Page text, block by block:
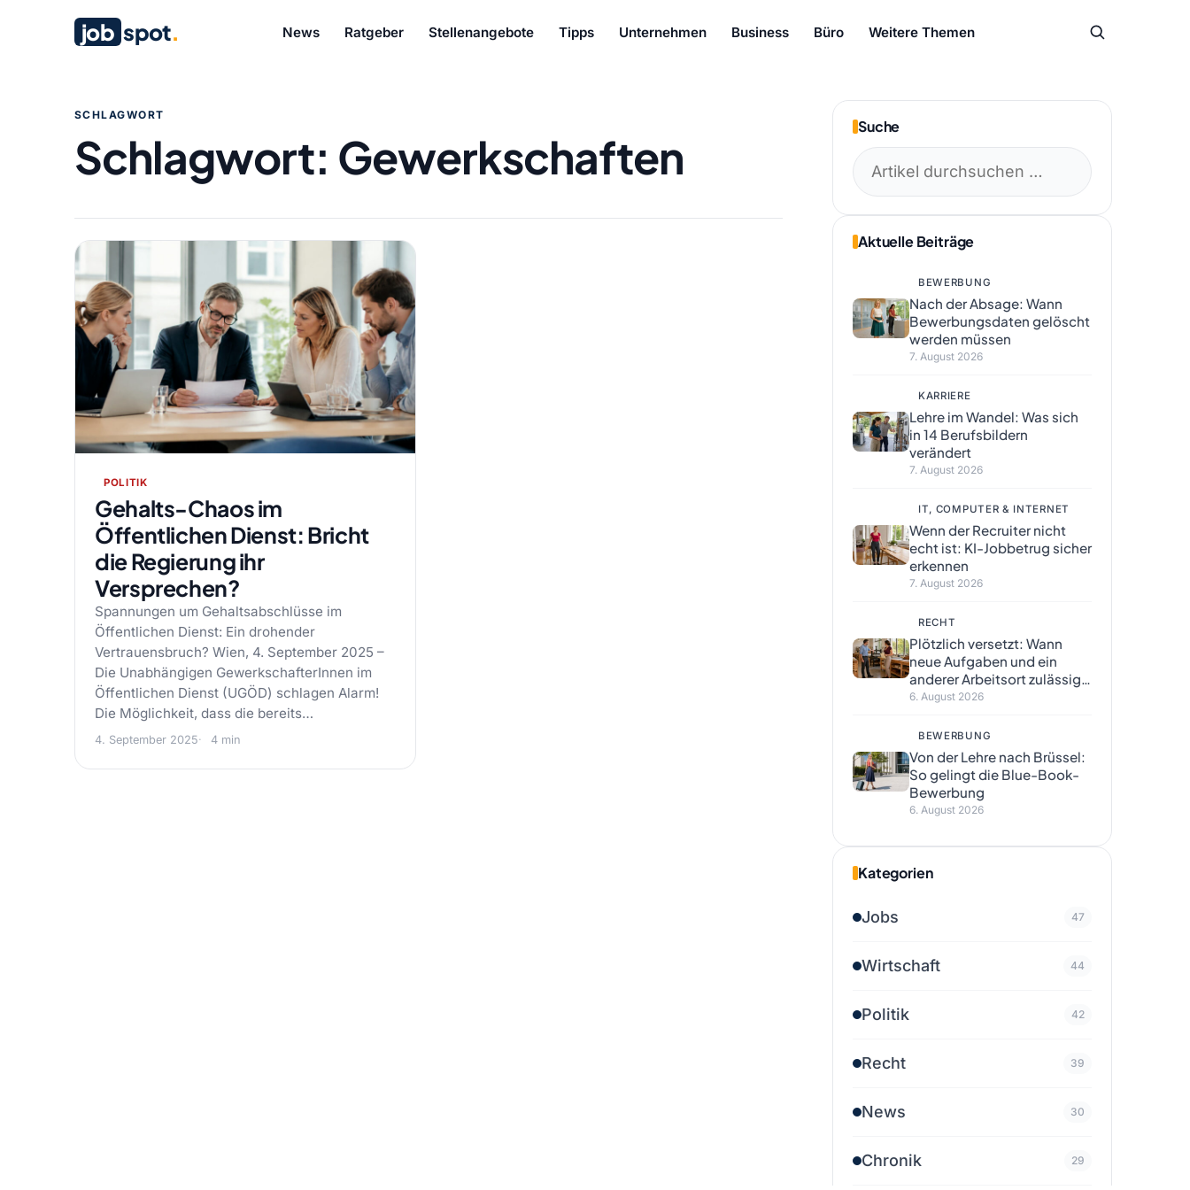
job spot. News Ratgeber Stellenangebote Tipps Unternehmen Business Büro Weitere Themen
SCHLAGWORT
Schlagwort: Gewerkschaften
POLITIK
Gehalts-Chaos im
Öffentlichen Dienst: Bricht
die Regierung ihr
Versprechen?
Spannungen um Gehaltsabschlüsse im
Öffentlichen Dienst: Ein drohender
Vertrauensbruch? Wien, 4. September 2025 –
Die Unabhängigen GewerkschafterInnen im
Öffentlichen Dienst (UGÖD) schlagen Alarm!
Die Möglichkeit, dass die bereits…
4. September 2025 4 min
Suche
Aktuelle Beiträge
BEWERBUNG
Nach der Absage: Wann
Bewerbungsdaten gelöscht
werden müssen
7. August 2026
KARRIERE
Lehre im Wandel: Was sich
in 14 Berufsbildern
verändert
7. August 2026
IT, COMPUTER & INTERNET
Wenn der Recruiter nicht
echt ist: KI-Jobbetrug sicher
erkennen
7. August 2026
RECHT
Plötzlich versetzt: Wann
neue Aufgaben und ein
anderer Arbeitsort zulässig
sind
6. August 2026
BEWERBUNG
Von der Lehre nach Brüssel:
So gelingt die Blue-Book-
Bewerbung
6. August 2026
Kategorien
Jobs 47
Wirtschaft 44
Politik 42
Recht 39
News 30
Chronik 29